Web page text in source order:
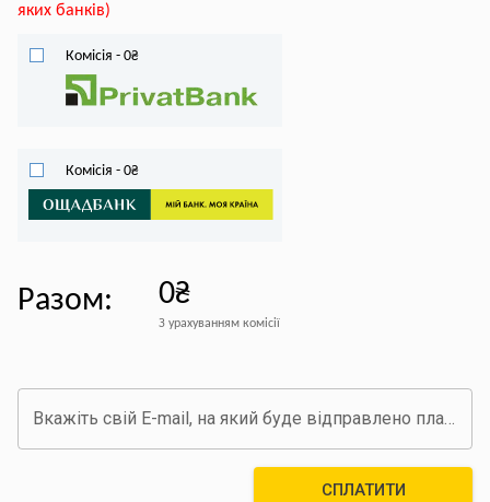
яких банків)
Комісія - 0₴
Комісія - 0₴
Разом: 0₴
З урахуванням комісії
Вкажіть свій E-mail, на який буде відправлено платіжний документ про оплату
СПЛАТИТИ